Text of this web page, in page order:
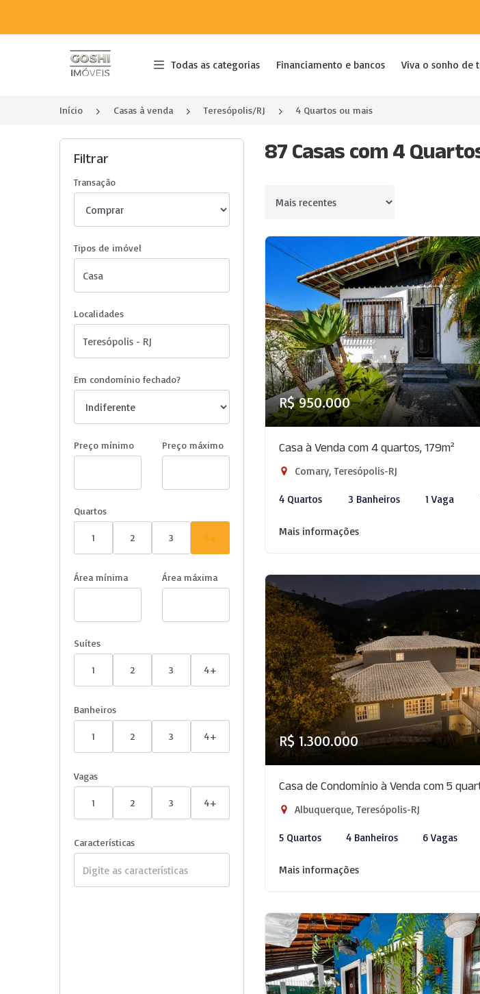
Página inicial
Todas as categorias Financiamento e bancos Viva o sonho de
Início Casas à venda Teresópolis/RJ 4 Quartos ou mais
Filtrar
Transação
Tipos de imóvel
Localidades
Em condomínio fechado?
Preço mínimo Preço máximo
Quartos
1 2 3 4+
Área mínima Área máxima
Suítes
1 2 3 4+
Banheiros
1 2 3 4+
Vagas
1 2 3 4+
Características
87 Casas com 4
Ordenar por
R$ 950.000
Casa à Venda com 4 quartos, 179m²
Comary, Teresópolis-RJ
4 Quartos 3 Banheiros 1 Vaga
Mais informações
R$ 1.300.000
Casa de Condomínio à Venda com 5
Albuquerque, Teresópolis-RJ
5 Quartos 4 Banheiros 6 Vagas
Mais informações